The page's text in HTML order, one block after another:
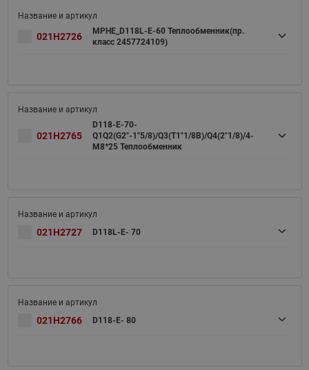
021H2726
MPHE_D118L-E-60 Теплообменник(пр.
класс 2457724109)
021H2765
D118-E-70-
Q1Q2(G2"-1"5/8)/Q3(T1"1/8B)/Q4(2"1/8)/4-
M8*25 Теплообменник
021H2727 D118L-E- 70
021H2766 D118-E- 80